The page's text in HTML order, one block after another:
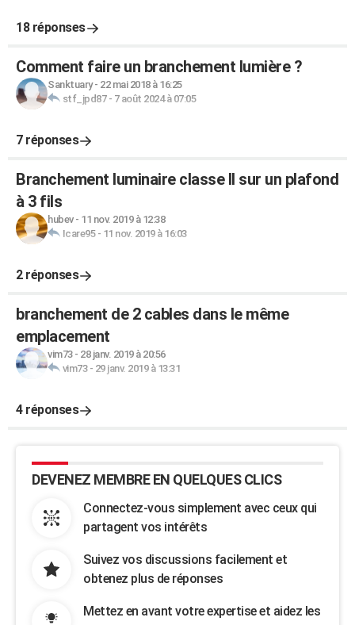
18 réponses
Comment faire un branchement lumière ?
Sanktuary- 22 mai 2018 à 16:25
stf_jpd87- 7 août 2024 à 07:05
7 réponses
Branchement luminaire classe II sur un plafond
à 3 fils
hubev- 11 nov. 2019 à 12:38
Icare95- 11 nov. 2019 à 16:03
2 réponses
branchement de 2 cables dans le même
emplacement
vim73- 28 janv. 2019 à 20:56
vim73- 29 janv. 2019 à 13:31
4 réponses
DEVENEZ MEMBRE EN QUELQUES CLICS
Connectez-vous simplement avec ceux qui
partagent vos intérêts
Suivez vos discussions facilement et
obtenez plus de réponses
Mettez en avant votre expertise et aidez les